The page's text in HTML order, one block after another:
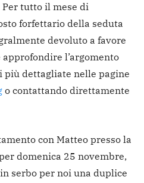
tutto il mese di
forfettario della seduta
devoluto a favore
l’argomento
dettagliate nelle pagine
o contattando direttamente
con Matteo presso la
domenica 25 novembre,
serbo per noi una duplice